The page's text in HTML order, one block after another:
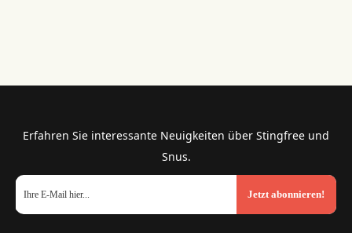
Erfahren Sie interessante Neuigkeiten über Stingfree und
Snus.
Jetzt abonnieren!